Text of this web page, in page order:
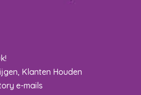
Klanten Houden
e-mails